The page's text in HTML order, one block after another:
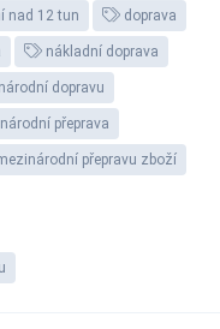
nad 12 tun doprava
nákladní doprava
dopravu
přeprava
přepravu zboží